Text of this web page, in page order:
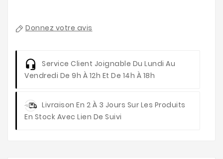
Donnez votre avis
Service Client Joignable Du Lundi Au
Vendredi De 9h À 12h Et De 14h À 18h
Livraison En 2 À 3 Jours Sur Les Produits
En Stock Avec Lien De Suivi